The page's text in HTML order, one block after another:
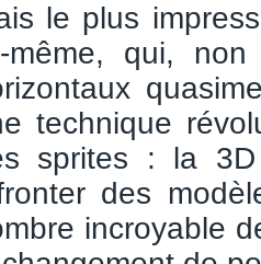
le plus
même, qui,
technique
sprites : la
des
incroyable